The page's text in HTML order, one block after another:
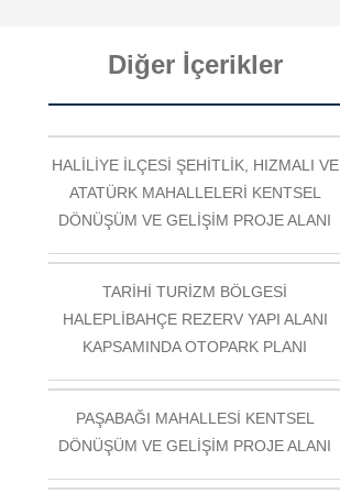
Diğer İçerikler
HALİLİYE İLÇESİ ŞEHİTLİK, HIZMALI VE
ATATÜRK MAHALLELERİ KENTSEL
DÖNÜŞÜM VE GELİŞİM PROJE ALANI
TARİHİ TURİZM BÖLGESİ
HALEPLİBAHÇE REZERV YAPI ALANI
KAPSAMINDA OTOPARK PLANI
PAŞABAĞI MAHALLESİ KENTSEL
DÖNÜŞÜM VE GELİŞİM PROJE ALANI